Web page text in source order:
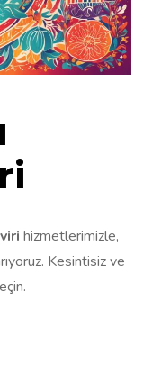
hizmetlerimizle,
Kesintisiz ve